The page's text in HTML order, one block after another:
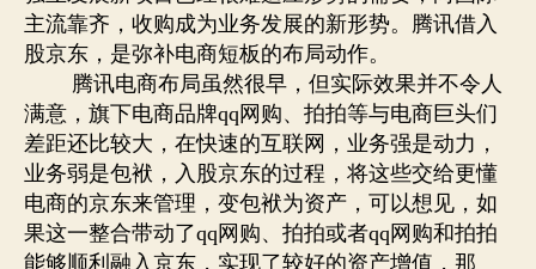
主流靠齐，收购成为业务发展的新形势。腾讯借入
股京东，是弥补电商短板的布局动作。
腾讯电商布局虽然很早，但实际效果并不令人
满意，旗下电商品牌qq网购、拍拍等与电商巨头们
差距还比较大，在快速的互联网，业务强是动力，
业务弱是包袱，入股京东的过程，将这些交给更懂
电商的京东来管理，变包袱为资产，可以想见，如
果这一整合带动了qq网购、拍拍或者qq网购和拍拍
能够顺利融入京东，实现了较好的资产增值，那